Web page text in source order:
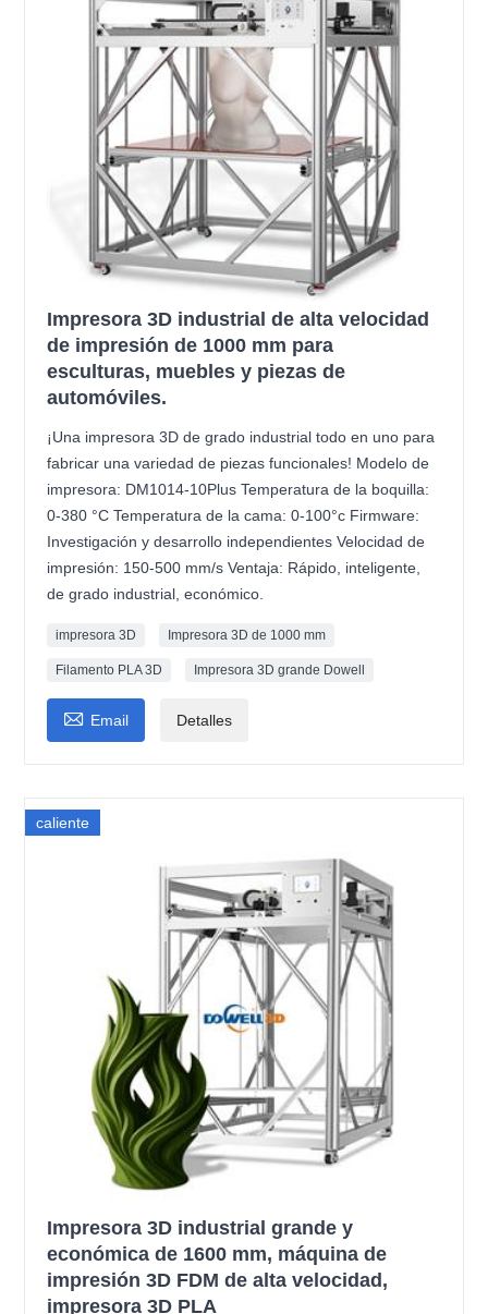
Impresora 3D industrial de alta velocidad
de impresión de 1000 mm para
esculturas, muebles y piezas de
automóviles.
¡Una impresora 3D de grado industrial todo en uno para
fabricar una variedad de piezas funcionales! Modelo de
impresora: DM1014-10Plus Temperatura de la boquilla:
0-380 °C Temperatura de la cama: 0-100°c Firmware:
Investigación y desarrollo independientes Velocidad de
impresión: 150-500 mm/s Ventaja: Rápido, inteligente,
de grado industrial, económico.
impresora 3D Impresora 3D de 1000 mm
Filamento PLA 3D Impresora 3D grande Dowell
 Email Detalles
caliente
Impresora 3D industrial grande y
económica de 1600 mm, máquina de
impresión 3D FDM de alta velocidad,
impresora 3D PLA